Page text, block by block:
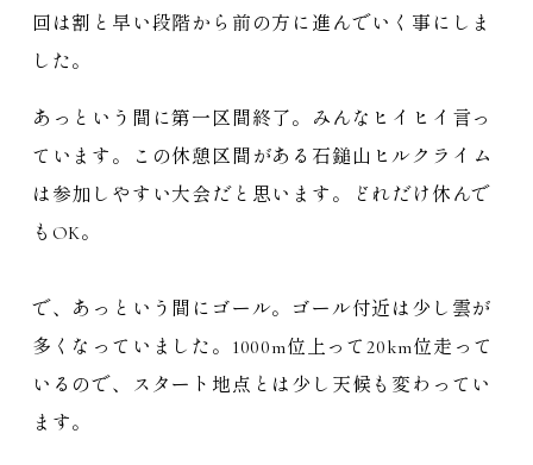
回は割と早い段階から前の方に進んでいく事にしま
した。
あっという間に第一 区間終了。みんなヒイヒイ言っ
ています。この休憩 区間 がある 石鎚山 ヒルクライム
は参加しやすい大会だと思います。どれだけ休んで
もOK。
で、あっという間にゴール。ゴール付近は少し雲が
多くなっていました。1000m位上って20km位走って
いるので、スタート地点とは少し天候も変わってい
ます。